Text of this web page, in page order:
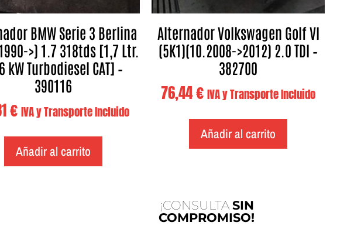
BMW Serie 3 Berlina
>) 1.7 318tds [1,7 Ltr.
kW Turbodiesel CAT] –
390116
€ IVA y Transporte Incluido
Añadir al carrito
Alternador Volkswagen Golf VI
(5K1)(10.2008->2012) 2.0 TDI –
382700
76,44€ IVA y Transporte Incluido
Añadir al carrito
¡CONSULTA SIN
COMPROMISO!